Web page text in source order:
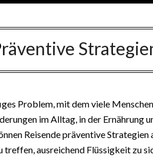
Problem, mit dem viele
im Alltag, in der Ernährung
Reisende präventive Strategien
treffen, ausreichend Flüssigkeit zu